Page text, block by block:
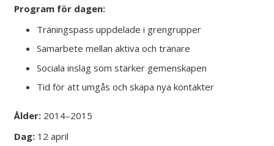
Program för dagen:
Träningspass uppdelade i grengrupper
Samarbete mellan aktiva och tränare
Sociala inslag som stärker gemenskapen
Tid för att umgås och skapa nya kontakter
Ålder:2014–2015
Dag: 12 april